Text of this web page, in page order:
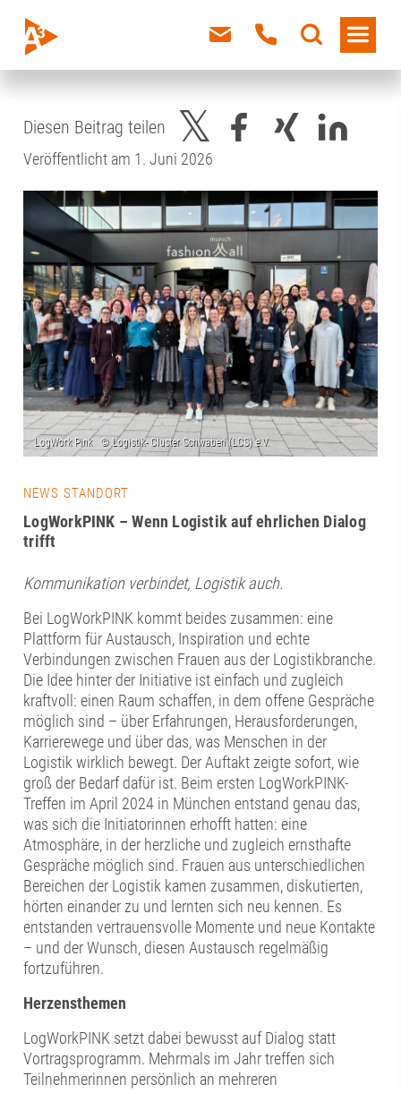
Diesen Beitrag teilen
Veröffentlicht am 1. Juni 2026
NEWS STANDORT
LogWorkPINK – Wenn Logistik auf ehrlichen Dialog
trifft
Kommunikation verbindet, Logistik auch.
Bei LogWorkPINK kommt beides zusammen: eine
Plattform für Austausch, Inspiration und echte
Verbindungen zwischen Frauen aus der Logistikbranche.
Die Idee hinter der Initiative ist einfach und zugleich
kraftvoll: einen Raum schaffen, in dem offene Gespräche
möglich sind – über Erfahrungen, Herausforderungen,
Karrierewege und über das, was Menschen in der
Logistik wirklich bewegt. Der Auftakt zeigte sofort, wie
groß der Bedarf dafür ist. Beim ersten LogWorkPINK-
Treffen im April 2024 in München entstand genau das,
was sich die Initiatorinnen erhofft hatten: eine
Atmosphäre, in der herzliche und zugleich ernsthafte
Gespräche möglich sind. Frauen aus unterschiedlichen
Bereichen der Logistik kamen zusammen, diskutierten,
hörten einander zu und lernten sich neu kennen. Es
entstanden vertrauensvolle Momente und neue Kontakte
– und der Wunsch, diesen Austausch regelmäßig
fortzuführen.
Herzensthemen
LogWorkPINK setzt dabei bewusst auf Dialog statt
Vortragsprogramm. Mehrmals im Jahr treffen sich
Teilnehmerinnen persönlich an mehreren